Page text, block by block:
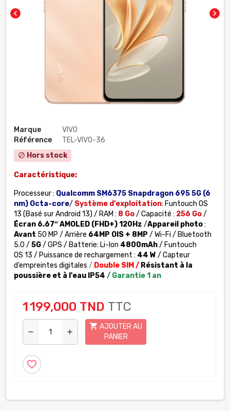
chevron_left chevron_right
Marque
VIVO
Référence
TEL-VIVO-36
block Hors stock
Caractéristique:
Processeur : Qualcomm SM6375 Snapdragon 695 5G (6
nm) Octa-core/ Système d’exploitation: Funtouch OS
13 (Basé sur Android 13) / RAM : 8 Go/ Capacité : 256 Go/
Écran 6.67″ AMOLED (FHD+) 120Hz /Appareil photo:
Avant 50 MP / Arrière 64 MP OIS + 8MP / Wi-Fi / Bluetooth
5.0 / 5G/ GPS / Batterie: Li-Ion 4800mAh/ Funtouch
OS 13 / Puissance de rechargement : 44 W / Capteur
d’empreintes digitales / Double SIM / Résistant à la
poussière et à l'eau IP54 / Garantie 1 an
1 199,000 TND TTC
remove add
shopping_cart AJOUTER AU
PANIER
favorite_border